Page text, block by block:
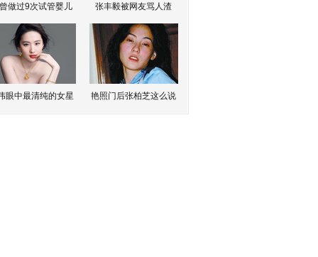
做过9次试管婴儿 张丰毅被网友骂人渣
眼中最清纯的女星 艳照门后张柏芝这么说